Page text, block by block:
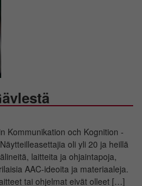
Kommunikation och Kognition -
oli yli 20 ja heillä
laitteita ja ohjaintapoja,
AAC-ideoita ja materiaaleja.
tai ohjelmat eivät olleet […]